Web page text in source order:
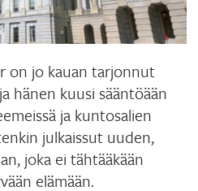
on jo kauan tarjonnut
hänen kuusi sääntöään
ja kuntosalien
julkaissut uuden,
joka ei tähtääkään
elämään.